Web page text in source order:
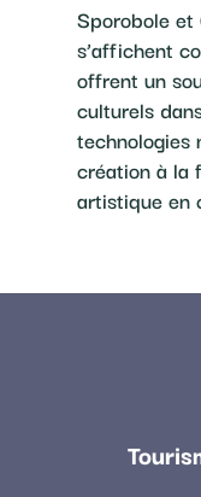
Sporobole
s’affichent
offrent un
culturels
technologies
création à la
artistique en